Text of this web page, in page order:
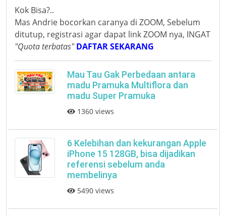
Kok Bisa?..
Mas Andrie bocorkan caranya di ZOOM, Sebelum
ditutup, registrasi agar dapat link ZOOM nya, INGAT
"Quota terbatas" DAFTAR SEKARANG
Mau Tau Gak Perbedaan antara
madu Pramuka Multiflora dan
madu Super Pramuka
1360 views
6 Kelebihan dan kekurangan Apple
iPhone 15 128GB, bisa dijadikan
referensi sebelum anda
membelinya
5490 views